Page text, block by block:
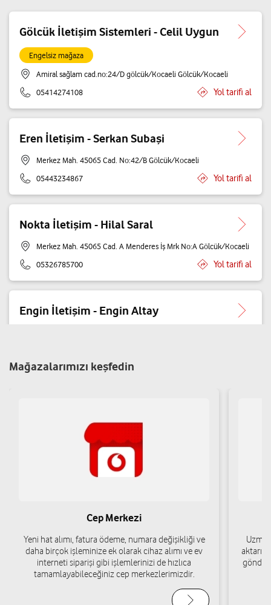
Gölcük İletişim Sistemleri - Celil Uygun
Engelsiz mağaza
Amiral sağlam cad.no:24/D gölcük/Kocaeli Gölcük/Kocaeli
05414274108
Yol tarifi al
Eren İletişim - Serkan Subaşi
Merkez Mah. 45065 Cad. No:42/B Gölcük/Kocaeli
05443234867
Yol tarifi al
Nokta İletişim - Hilal Saral
Merkez Mah. 45065 Cad. A Menderes İş Mrk No:A Gölcük/Kocaeli
05326785700
Yol tarifi al
Engin İletişim - Engin Altay
Amiral sağlam cad.no:24/D gölcük/Kocaeli Gölcük/Kocaeli
Eren İletişim - Serkan Subaşi
Merkez Mah. 45065 Cad. No:42/B Gölcük/Kocaeli
05443234867
Yol tarifi al
Mağazalarımızı keşfedin
Cep Merkezi
Yeni hat alımı, fatura ödeme, numara değişikliği ve
daha birçok işleminize ek olarak cihaz alımı ve ev
interneti siparişi gibi işlemlerinizi de hızlıca
tamamlayabileceğiniz cep merkezlerimizdir.